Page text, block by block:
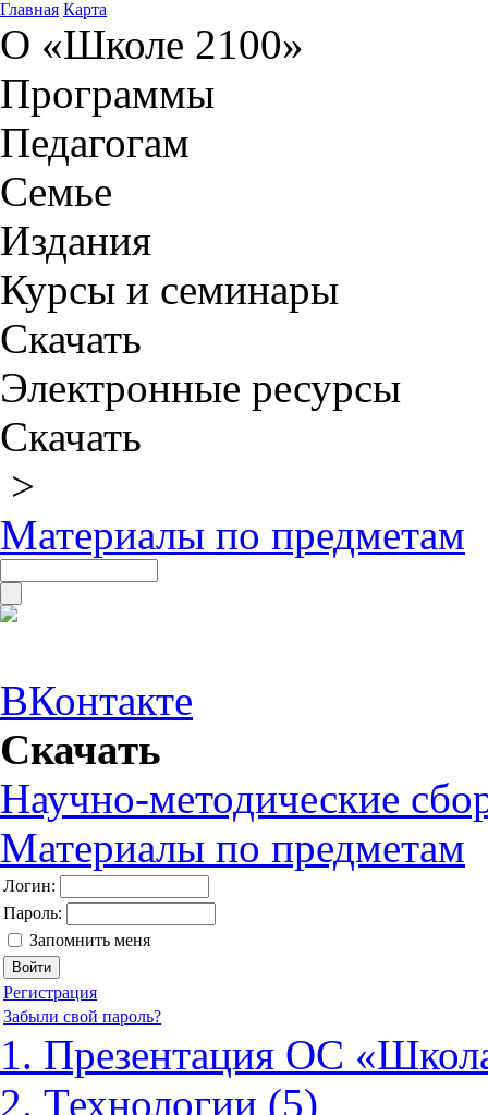
Главная Карта
О «Школе 2100»
Программы
Педагогам
Семье
Издания
Курсы и семинары
Скачать
Электронные ресурсы
Скачать
>
Материалы по предметам
ВКонтакте
Скачать
Научно-методические
Материалы по предметам
Логин:
Пароль:
Запомнить меня
Регистрация
Забыли свой пароль?
1. Презентация ОС
2. Технологии (5)